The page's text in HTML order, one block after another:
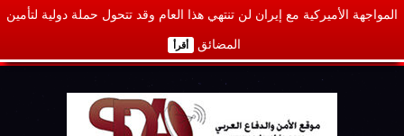
المواجهة الأميركية مع إيران لن تنتهي هذا العام وقد تتحول حملة دولية لتأمين
المضائق أقرأ